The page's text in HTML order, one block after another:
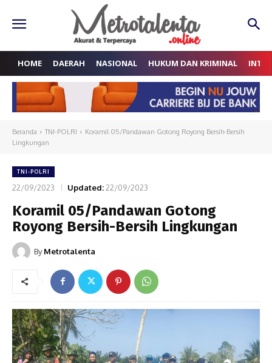
HOME DAERAH NASIONAL HUKUM DAN KRIMINAL
Beranda TNI-POLRI
Koramil 05/Pandawan Gotong Royong Bersih-Bersih
Lingkungan
TNI-POLRI
22/09/2023 Updated:22/09/2023
Koramil 05/Pandawan Gotong
Royong Bersih-Bersih Lingkungan
By Metrotalenta